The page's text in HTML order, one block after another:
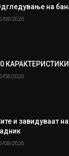
на
08/2020
08/2020
и завидуваат
08/2020